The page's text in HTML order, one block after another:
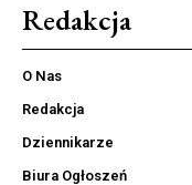
Redakcja
O Nas
Redakcja
Dziennikarze
Biura Ogłoszeń